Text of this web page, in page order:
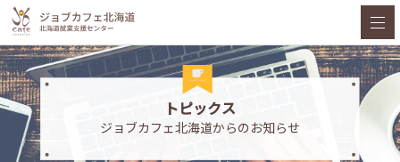
トピックス
ジョブカフェ北海道からのお知らせ